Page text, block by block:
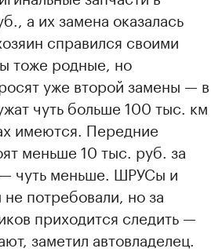
а их замена оказалась
справился своими
тоже родные, но
уже второй замены — в
чуть больше 100 тыс. км
имеются. Передние
меньше 10 тыс. руб. за
чуть меньше. ШРУСы и
потребовали, но за
приходится следить —
заметил автовладелец.